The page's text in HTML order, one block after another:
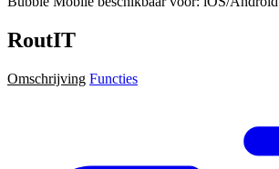
RoutIT
Omschrijving Functies